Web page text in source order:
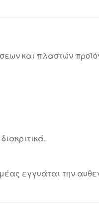
και πλαστών
εγγυάται την